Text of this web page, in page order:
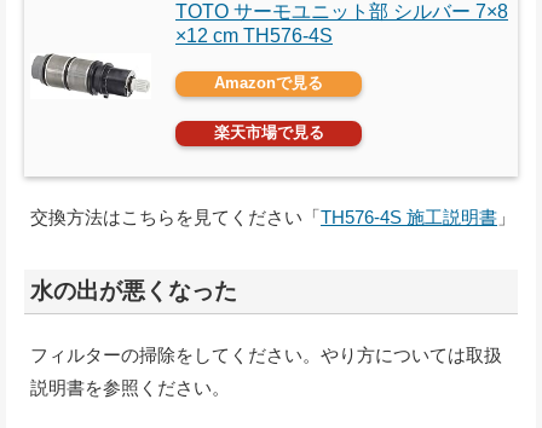
TOTO サーモユニット部 シルバー 7×8
×12 cm TH576-4S
Amazonで見る
楽天市場で見る
交換方法はこちらを見てください「TH576-4S 施工説明書 」
水の出が悪くなった
フィルターの掃除をしてください。やり方については取扱
説明書を参照ください。